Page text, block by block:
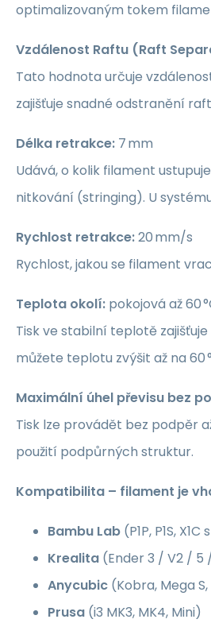
optimalizovaným tokem
Vzdálenost Raftu (Raft
Tato hodnota určuje
zajišťuje snadné odstranění
Délka retrakce: 7 mm
Udává, o kolik filament
nitkování (stringing). U
Rychlost retrakce:20 mm/s
Rychlost, jakou se filament
Teplota okolí: pokojová až 60
Tisk ve stabilní teplotě
můžete teplotu zvýšit až na 60
Maximální úhel převisu bez
Tisk lze provádět bez podpěr
použití podpůrných struktur.
Kompatibilita – filament je
Bambu Lab (P1P, P1S, X1C
Krealita (Ender 3 / V2 / 5
Anycubic (Kobra, Mega
Prusa (i3 MK3, MK4, Mini)